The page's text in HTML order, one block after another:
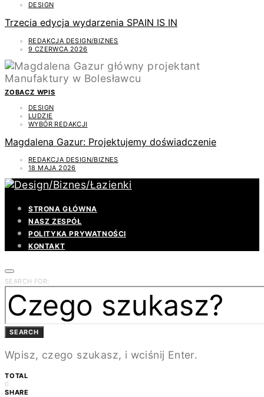
DESIGN
Trzecia edycja wydarzenia SPAIN IS IN
REDAKCJA DESIGN/BIZNES
9 CZERWCA 2026
ZOBACZ WPIS
DESIGN
LUDZIE
WYBÓR REDAKCJI
Magdalena Gazur: Projektujemy doświadczenie
REDAKCJA DESIGN/BIZNES
18 MAJA 2026
STRONA GŁÓWNA
NASZ ZESPÓŁ
POLITYKA PRYWATNOŚCI
KONTAKT
SEARCH FOR:
SEARCH
Wpisz, czego szukasz, i wciśnij Enter.
TOTAL
0
SHARE